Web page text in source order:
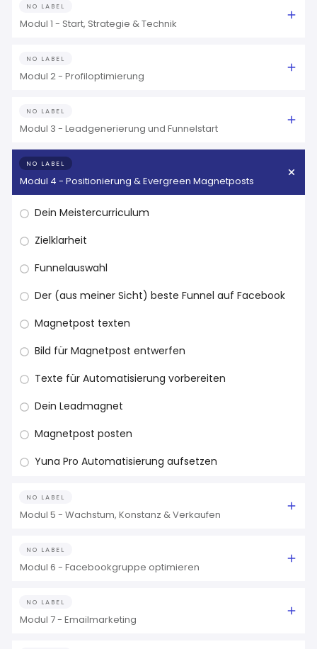
NO LABEL
Modul 1 - Start, Strategie & Technik
NO LABEL
Modul 2 - Profiloptimierung
NO LABEL
Modul 3 - Leadgenerierung und Funnelstart
NO LABEL
Modul 4 - Positionierung & Evergreen Magnetposts
Dein Meistercurriculum
Zielklarheit
Funnelauswahl
Der (aus meiner Sicht) beste Funnel auf Facebook
Magnetpost texten
Bild für Magnetpost entwerfen
Texte für Automatisierung vorbereiten
Dein Leadmagnet
Magnetpost posten
Yuna Pro Automatisierung aufsetzen
NO LABEL
Modul 5 - Wachstum, Konstanz & Verkaufen
NO LABEL
Modul 6 - Facebookgruppe optimieren
NO LABEL
Modul 7 - Emailmarketing